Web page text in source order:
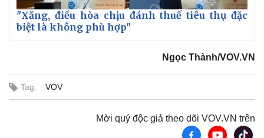
"Xăng, điều hòa chịu đánh thuế tiêu thụ đặc
biệt là không phù hợp"
Ngọc Thành/VOV.VN
Tag: VOV
Mời quý độc giả theo dõi VOV.VN trên